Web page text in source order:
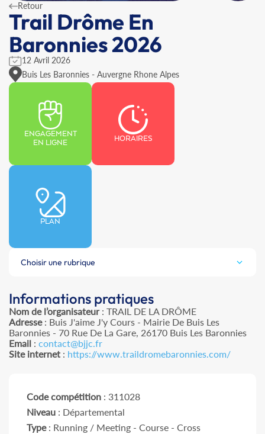
Retour
Trail Drôme En
Baronnies 2026
12 Avril 2026
Buis Les Baronnies - Auvergne Rhone Alpes
ENGAGEMENT
EN LIGNE
HORAIRES
PLAN
Choisir une rubrique
Informations pratiques
Nom de l’organisateur: TRAIL DE LA DRÔME
Adresse: Buis J'aime J'y Cours - Mairie De Buis Les
Baronnies - 70 Rue De La Gare, 26170 Buis Les Baronnies
Email : contact@bjjc.fr
Site internet : https://www.traildromebaronnies.com/
Code compétition : 311028
Niveau : Départemental
Type: Running / Meeting - Course - Cross